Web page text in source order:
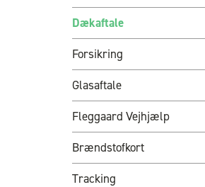
Dækaftale
Forsikring
Glasaftale
Fleggaard Vejhjælp
Brændstofkort
Tracking